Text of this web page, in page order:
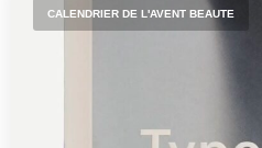
CALENDRIER DE L'AVENT BEAUTE